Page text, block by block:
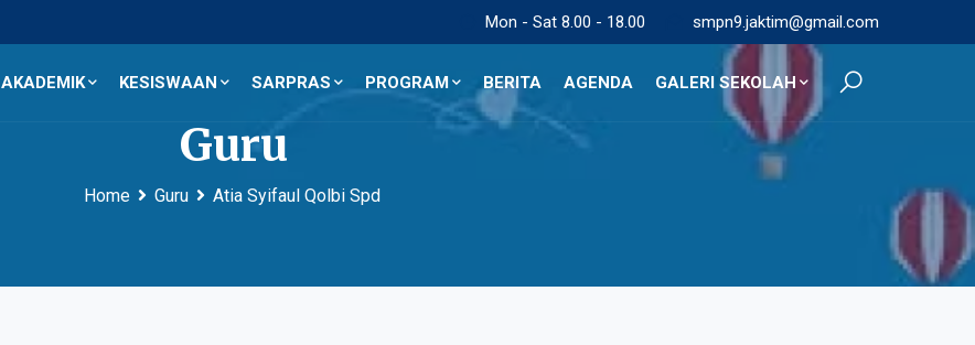
Mon - Sat 8.00 - 18.00 smpn9.jaktim@gmail.com
AKADEMIK KESISWAAN SARPRAS PROGRAM BERITA AGENDA GALERI SEKOLAH
Guru
Home Guru Atia Syifaul Qolbi Spd